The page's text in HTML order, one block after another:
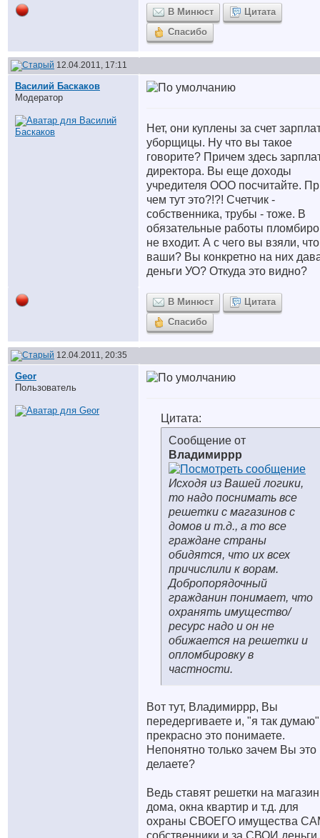
В Минюст
Цитата
Спасибо
12.04.2011, 17:11
Василий Баскаков
Модератор
Нет, они куплены за счет
уборщицы. Ну что вы такое
говорите? Причем здесь
директора. Вы еще доходы
учредителя ООО посчитайте.
чем тут это?!?! Счетчик -
собственника, трубы - тоже. В
обязательные работы
не входит. А с чего вы взяли,
ваши? Вы конкретно на них
деньги УО? Откуда это видно?
В Минюст
Цитата
Спасибо
12.04.2011, 20:35
Geor
Пользователь
Цитата:
Сообщение от
Владимиррр
Исходя из Вашей логики,
то надо поснимать все
решетки с магазинов с
домов и т.д., а то все
граждане страны
обидятся, что их всех
причислили к ворам.
Добропорядочный
гражданин понимает, что
охранять имущество/
ресурс надо и он не
обижается на решетки и
опломбировку в
частности.
Вот тут, Владимиррр, Вы
передергиваете и, "я так
прекрасно это понимаете.
Непонятно только зачем Вы это
делаете?
Ведь ставят решетки на
дома, окна квартир и т.д. для
охраны СВОЕГО имущества
собственники и за СВОИ деньги.